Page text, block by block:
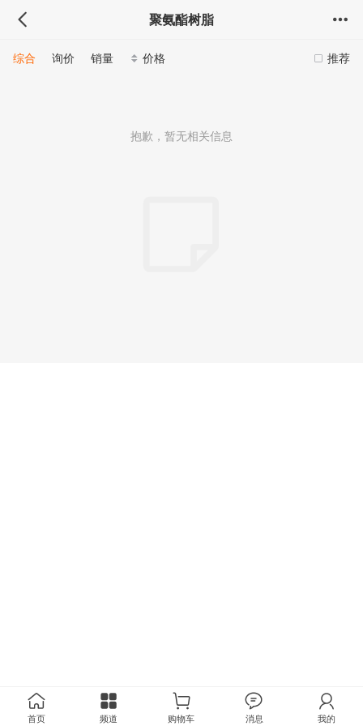
聚氨酯树脂
推荐
综合 询价 销量 价格
抱歉，暂无相关信息
首页 频道 购物车 消息 我的